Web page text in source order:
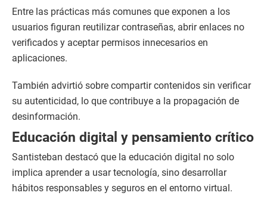
Entre las prácticas más comunes que exponen a los
usuarios figuran reutilizar contraseñas, abrir enlaces no
verificados y aceptar permisos innecesarios en
aplicaciones.
También advirtió sobre compartir contenidos sin verificar
su autenticidad, lo que contribuye a la propagación de
desinformación.
Educación digital y pensamiento crítico
Santisteban destacó que la educación digital no solo
implica aprender a usar tecnología, sino desarrollar
hábitos responsables y seguros en el entorno virtual.